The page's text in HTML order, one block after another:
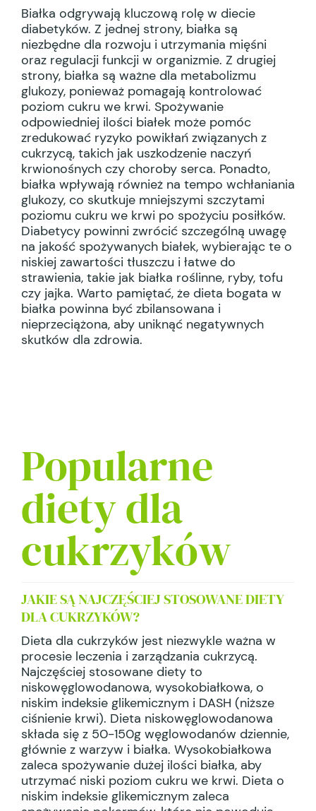
Białka odgrywają kluczową rolę w diecie
diabetyków. Z jednej strony, białka są
niezbędne dla rozwoju i utrzymania mięśni
oraz regulacji funkcji w organizmie. Z drugiej
strony, białka są ważne dla metabolizmu
glukozy, ponieważ pomagają kontrolować
poziom cukru we krwi. Spożywanie
odpowiedniej ilości białek może pomóc
zredukować ryzyko powikłań związanych z
cukrzycą, takich jak uszkodzenie naczyń
krwionośnych czy choroby serca. Ponadto,
białka wpływają również na tempo wchłaniania
glukozy, co skutkuje mniejszymi szczytami
poziomu cukru we krwi po spożyciu posiłków.
Diabetycy powinni zwrócić szczególną uwagę
na jakość spożywanych białek, wybierając te o
niskiej zawartości tłuszczu i łatwe do
strawienia, takie jak białka roślinne, ryby, tofu
czy jajka. Warto pamiętać, że dieta bogata w
białka powinna być zbilansowana i
nieprzeciążona, aby uniknąć negatywnych
skutków dla zdrowia.
Popularne
diety dla
cukrzyków
JAKIE SĄ NAJCZĘŚCIEJ STOSOWANE DIETY
DLA CUKRZYKÓW?
Dieta dla cukrzyków jest niezwykle ważna w
procesie leczenia i zarządzania cukrzycą.
Najczęściej stosowane diety to
niskowęglowodanowa, wysokobiałkowa, o
niskim indeksie glikemicznym i DASH (niższe
ciśnienie krwi). Dieta niskowęglowodanowa
składa się z 50-150g węglowodanów dziennie,
głównie z warzyw i białka. Wysokobiałkowa
zaleca spożywanie dużej ilości białka, aby
utrzymać niski poziom cukru we krwi. Dieta o
niskim indeksie glikemicznym zaleca